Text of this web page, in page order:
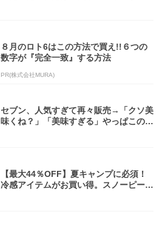
８月のロト6はこの方法で買え!!６つの
数字が『完全一致』する方法
PR(株式会社MURA)
セブン、人気すぎて再々販売→「クソ美
味くね？」「美味すぎる」やっぱこのク
【最大44％OFF】夏キャンプに必須！
冷感アイテムがお買い得。スノーピー